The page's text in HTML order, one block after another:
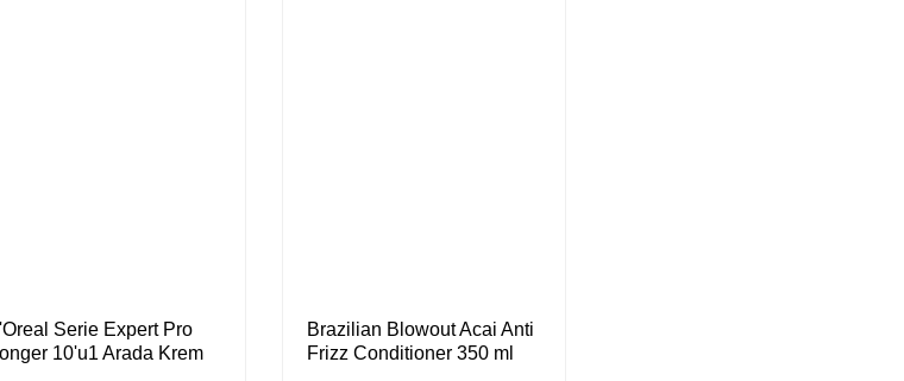
Serie Expert Pro
10'u1 Arada Krem
Brazilian Blowout Acai Anti
Frizz Conditioner 350 ml